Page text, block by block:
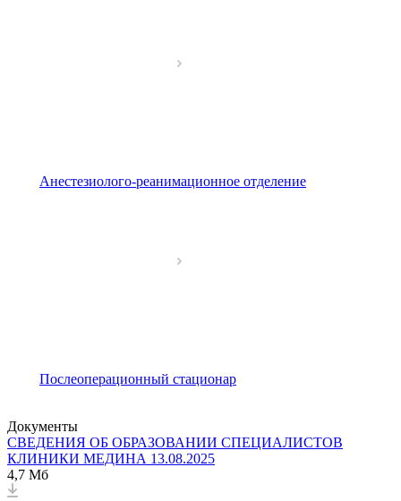
Анестезиолого-реанимационное отделение
Послеоперационный стационар
Документы
СВЕДЕНИЯ ОБ ОБРАЗОВАНИИ СПЕЦИАЛИСТОВ
КЛИНИКИ МЕДИНА 13.08.2025
4,7 Мб